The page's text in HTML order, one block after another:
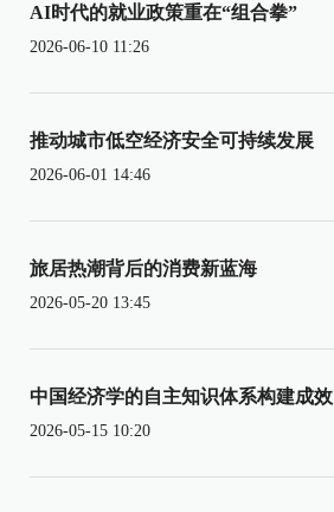
AI时代的就业政策重在“组合拳”
2026-06-10 11:26
推动城市低空经济安全可持续发展
2026-06-01 14:46
旅居热潮背后的消费新蓝海
2026-05-20 13:45
中国经济学的自主知识体系构建成效
2026-05-15 10:20